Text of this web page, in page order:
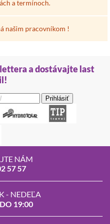
a termínoch.
našim pracovníkom !
a dostávajte last
Prihlásiť
NÁM
57 57
- NEDEĽA
19:00